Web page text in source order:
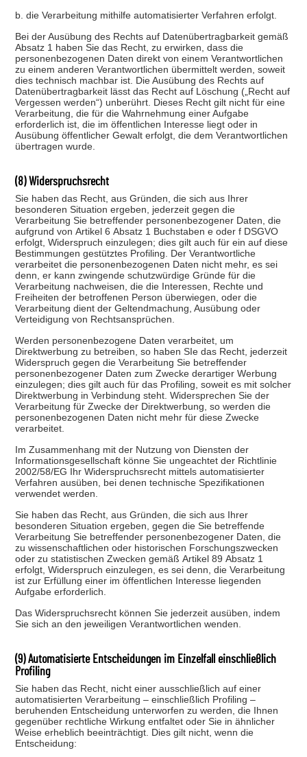
b. die Verarbeitung mithilfe automatisierter Verfahren erfolgt.
Bei der Ausübung des Rechts auf Datenübertragbarkeit gemäß
Absatz 1 haben Sie das Recht, zu erwirken, dass die
personenbezogenen Daten direkt von einem Verantwortlichen
zu einem anderen Verantwortlichen übermittelt werden, soweit
dies technisch machbar ist. Die Ausübung des Rechts auf
Datenübertragbarkeit lässt das Recht auf Löschung („Recht auf
Vergessen werden“) unberührt. Dieses Recht gilt nicht für eine
Verarbeitung, die für die Wahrnehmung einer Aufgabe
erforderlich ist, die im öffentlichen Interesse liegt oder in
Ausübung öffentlicher Gewalt erfolgt, die dem Verantwortlichen
übertragen wurde.
(8) Widerspruchsrecht
Sie haben das Recht, aus Gründen, die sich aus Ihrer
besonderen Situation ergeben, jederzeit gegen die
Verarbeitung Sie betreffender personenbezogener Daten, die
aufgrund von Artikel 6 Absatz 1 Buchstaben e oder f DSGVO
erfolgt, Widerspruch einzulegen; dies gilt auch für ein auf diese
Bestimmungen gestütztes Profiling. Der Verantwortliche
verarbeitet die personenbezogenen Daten nicht mehr, es sei
denn, er kann zwingende schutzwürdige Gründe für die
Verarbeitung nachweisen, die die Interessen, Rechte und
Freiheiten der betroffenen Person überwiegen, oder die
Verarbeitung dient der Geltendmachung, Ausübung oder
Verteidigung von Rechtsansprüchen.
Werden personenbezogene Daten verarbeitet, um
Direktwerbung zu betreiben, so haben SIe das Recht, jederzeit
Widerspruch gegen die Verarbeitung Sie betreffender
personenbezogener Daten zum Zwecke derartiger Werbung
einzulegen; dies gilt auch für das Profiling, soweit es mit solcher
Direktwerbung in Verbindung steht. Widersprechen Sie der
Verarbeitung für Zwecke der Direktwerbung, so werden die
personenbezogenen Daten nicht mehr für diese Zwecke
verarbeitet.
Im Zusammenhang mit der Nutzung von Diensten der
Informationsgesellschaft könne Sie ungeachtet der Richtlinie
2002/58/EG Ihr Widerspruchsrecht mittels automatisierter
Verfahren ausüben, bei denen technische Spezifikationen
verwendet werden.
Sie haben das Recht, aus Gründen, die sich aus Ihrer
besonderen Situation ergeben, gegen die Sie betreffende
Verarbeitung Sie betreffender personenbezogener Daten, die
zu wissenschaftlichen oder historischen Forschungszwecken
oder zu statistischen Zwecken gemäß Artikel 89 Absatz 1
erfolgt, Widerspruch einzulegen, es sei denn, die Verarbeitung
ist zur Erfüllung einer im öffentlichen Interesse liegenden
Aufgabe erforderlich.
Das Widerspruchsrecht können Sie jederzeit ausüben, indem
Sie sich an den jeweiligen Verantwortlichen wenden.
(9) Automatisierte Entscheidungen im Einzelfall einschließlich
Profiling
Sie haben das Recht, nicht einer ausschließlich auf einer
automatisierten Verarbeitung – einschließlich Profiling –
beruhenden Entscheidung unterworfen zu werden, die Ihnen
gegenüber rechtliche Wirkung entfaltet oder Sie in ähnlicher
Weise erheblich beeinträchtigt. Dies gilt nicht, wenn die
Entscheidung: